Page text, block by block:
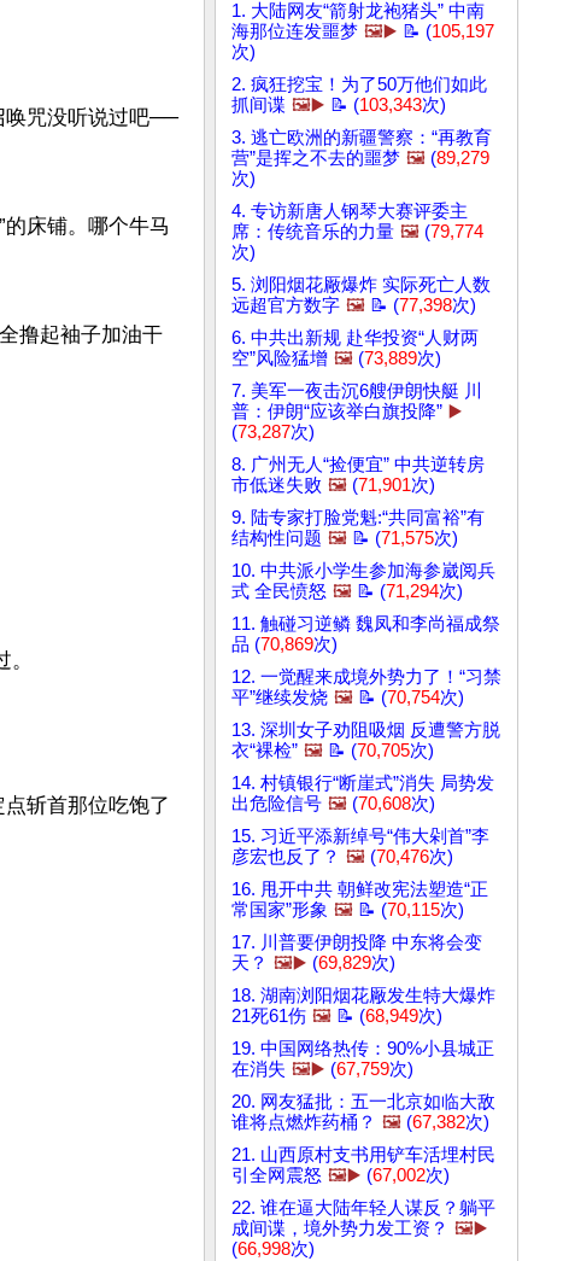
唤咒没听说过吧──
床铺。哪个牛马
撸起袖子加油干
斩首那位吃饱了
1. 大陆网友“箭射龙袍猪头” 中南
海那位连发噩梦 🖼️▶️ 📝 (105,197
次)
2. 疯狂挖宝！为了50万他们如此
抓间谍 🖼️▶️ 📝 (103,343次)
3. 逃亡欧洲的新疆警察：“再教育
营”是挥之不去的噩梦 🖼️ (89,279
次)
4. 专访新唐人钢琴大赛评委主
席：传统音乐的力量 🖼️ (79,774
次)
5. 浏阳烟花厰爆炸 实际死亡人数
远超官方数字 🖼️ 📝 (77,398次)
6. 中共出新规 赴华投资“人财两
空”风险猛增 🖼️ (73,889次)
7. 美军一夜击沉6艘伊朗快艇 川
普：伊朗“应该举白旗投降” ▶️
(73,287次)
8. 广州无人“捡便宜” 中共逆转房
市低迷失败 🖼️ (71,901次)
9. 陆专家打脸党魁:“共同富裕”有
结构性问题 🖼️ 📝 (71,575次)
10. 中共派小学生参加海参崴阅兵
式 全民愤怒 🖼️ 📝 (71,294次)
11. 触碰习逆鳞 魏凤和李尚福成祭
品 (70,869次)
12. 一觉醒来成境外势力了！“习禁
平”继续发烧 🖼️ 📝 (70,754次)
13. 深圳女子劝阻吸烟 反遭警方脱
衣“裸检” 🖼️ 📝 (70,705次)
14. 村镇银行“断崖式”消失 局势发
出危险信号 🖼️ (70,608次)
15. 习近平添新绰号“伟大剁首”李
彦宏也反了？ 🖼️ (70,476次)
16. 甩开中共 朝鲜改宪法塑造“正
常国家”形象 🖼️ 📝 (70,115次)
17. 川普要伊朗投降 中东将会变
天？ 🖼️▶️ (69,829次)
18. 湖南浏阳烟花厰发生特大爆炸
21死61伤 🖼️ 📝 (68,949次)
19. 中国网络热传：90%小县城正
在消失 🖼️▶️ (67,759次)
20. 网友猛批：五一北京如临大敌
谁将点燃炸药桶？ 🖼️ (67,382次)
21. 山西原村支书用铲车活埋村民
引全网震怒 🖼️▶️ (67,002次)
22. 谁在逼大陆年轻人谋反？躺平
成间谍，境外势力发工资？ 🖼️▶️
(66,998次)